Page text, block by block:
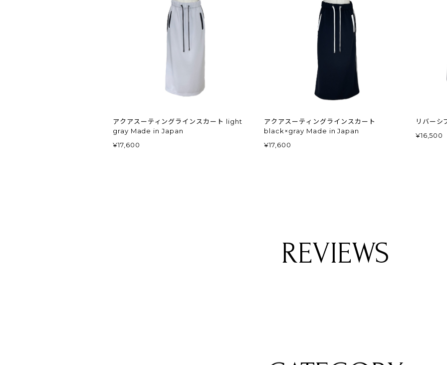
アクアスーティングラインスカート light
gray Made in Japan
¥17,600
アクアスーティングラインスカート
black×gray Made in Japan
¥17,600
リバー
¥16,500
REVIEWS